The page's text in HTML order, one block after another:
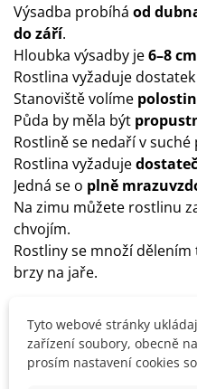
Výsadba probíhá od
do září.
Hloubka výsadby je6–8 cm
Rostlina vyžaduje
Stanoviště volíme
Půda by měla být
Rostlině se nedaří v
Rostlina vyžaduje
Jedná se o plně
Na zimu můžete rostlinu
chvojím.
Rostliny se množí
brzy na jaře.
Detaily produktu
Tyto webové stránky
zařízení soubory, obecně
prosím nastavení cookies